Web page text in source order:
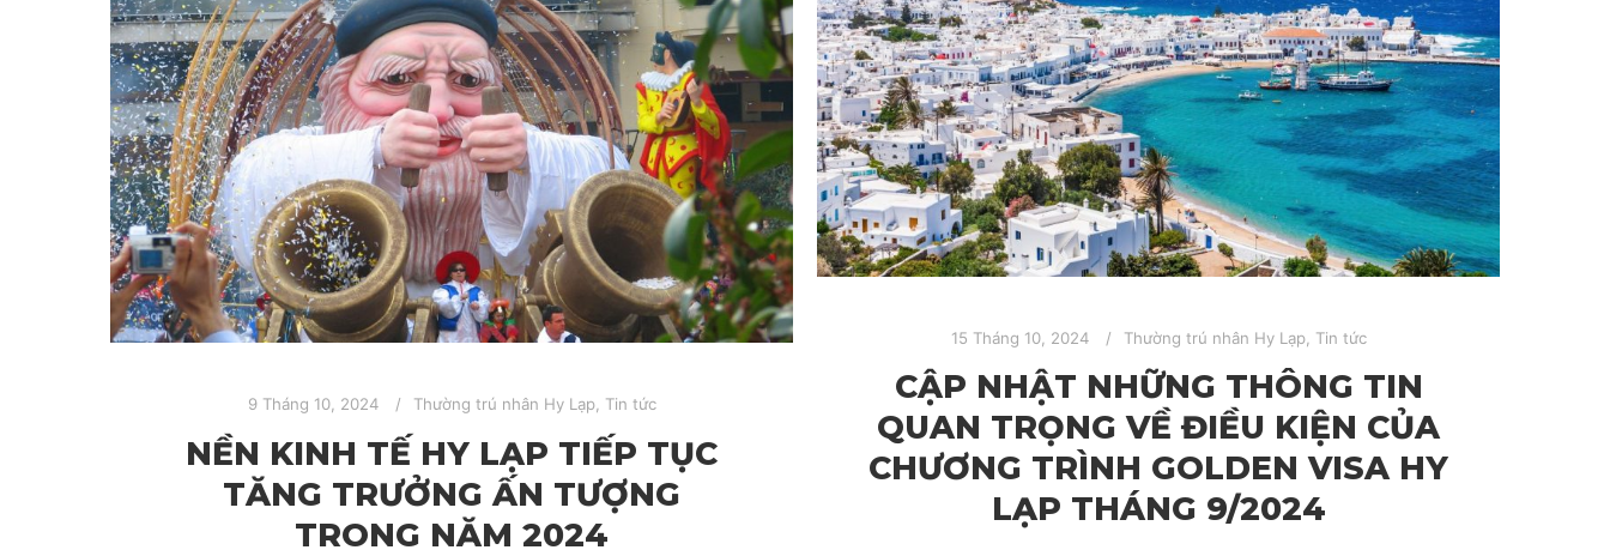
15 Tháng 10, 2024 Thường trú nhân Hy Lạp, Tin tức
CẬP NHẬT NHỮNG THÔNG TIN
QUAN TRỌNG VỀ ĐIỀU KIỆN CỦA
CHƯƠNG TRÌNH GOLDEN VISA HY
LẠP THÁNG 9/2024
9 Tháng 10, 2024 Thường trú nhân Hy Lạp, Tin tức
NỀN KINH TẾ HY LẠP TIẾP TỤC
TĂNG TRƯỞNG ẤN TƯỢNG
TRONG NĂM 2024